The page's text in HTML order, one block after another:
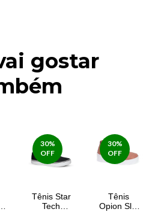
gostar
30%
OFF
Tênis Star
Tech
30%
OFF
Tênis
Opion Slip